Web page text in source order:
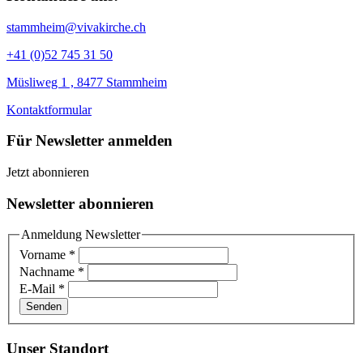
stammheim@vivakirche.ch
+41 (0)52 745 31 50
Müsliweg 1 , 8477 Stammheim
Kontaktformular
Für Newsletter anmelden
Jetzt abonnieren
Newsletter abonnieren
Anmeldung Newsletter
Vorname *
Nachname *
E-Mail *
Senden
Unser Standort